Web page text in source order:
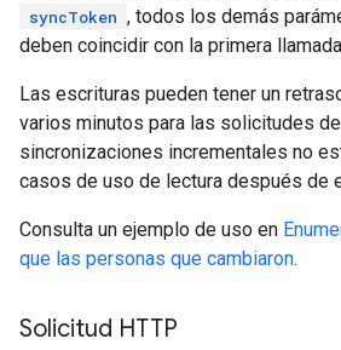
syncToken , todos los demás
deben coincidir con la primera
Las escrituras pueden tener un
varios minutos para las solicitudes
sincronizaciones incrementales no
casos de uso de lectura después de
Consulta un ejemplo de uso en
que las personas que cambiaron.
Solicitud HTTP